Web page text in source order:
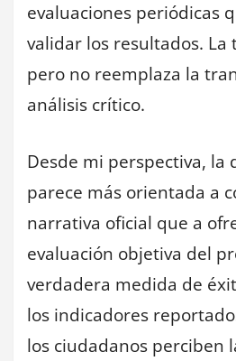
evaluaciones periódicas
validar los resultados. La
pero no reemplaza la
análisis crítico.
Desde mi perspectiva, la
parece más orientada a
narrativa oficial que a
evaluación objetiva del
verdadera medida de
los indicadores
los ciudadanos perciben